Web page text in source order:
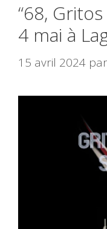
“68,
4 mai à
15 avril 2024 par